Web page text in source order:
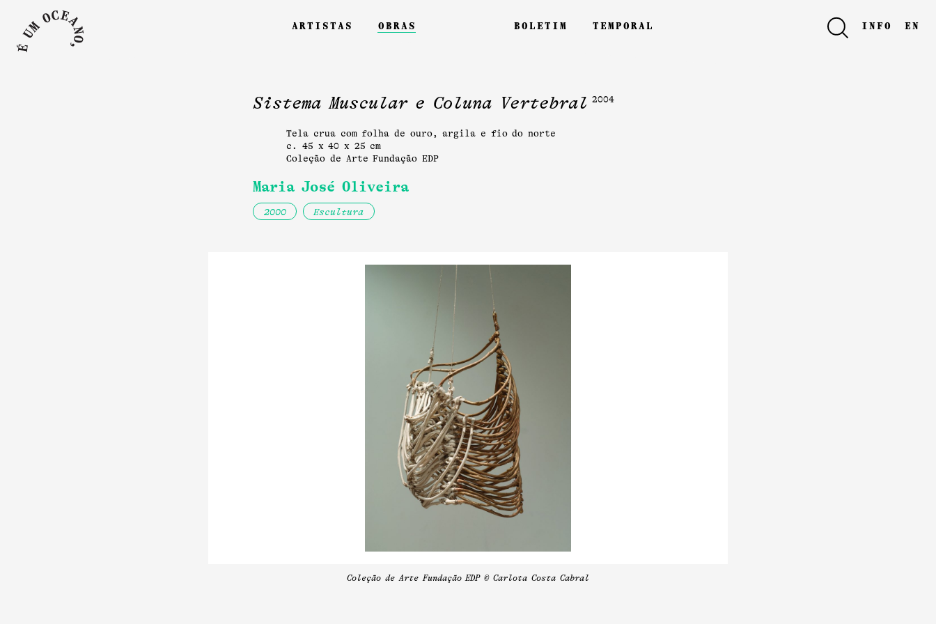
artistas obras boletim temporal info en
Sistema Muscular e Coluna Vertebral 2004
Tela crua com folha de ouro, argila e fio do norte
c. 45 x 40 x 25 cm
Coleção de Arte Fundação EDP
Maria José Oliveira
2000 Escultura
Coleção de Arte Fundação EDP © Carlota Costa Cabral